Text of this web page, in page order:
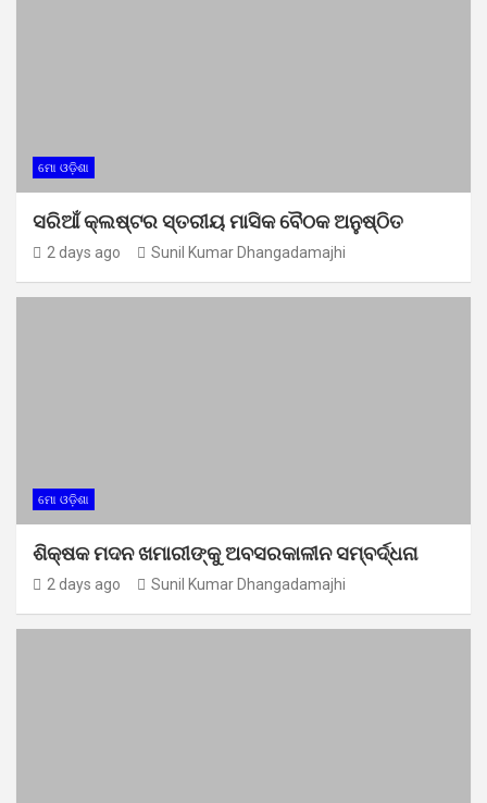
ମୋ ଓଡ଼ିଶା
ସରିଆଁ କ୍ଲଷ୍ଟର ସ୍ତରୀୟ ମାସିକ ବୈଠକ ଅନୁଷ୍ଠିତ
2 days ago Sunil Kumar Dhangadamajhi
ମୋ ଓଡ଼ିଶା
ଶିକ୍ଷକ ମଦନ ଖମାରୀଙ୍କୁ ଅବସରକାଳୀନ ସମ୍ବର୍ଦ୍ଧନା
2 days ago Sunil Kumar Dhangadamajhi